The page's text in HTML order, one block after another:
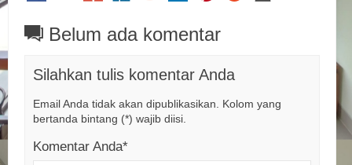
Belum ada komentar
Silahkan tulis komentar Anda
Email Anda tidak akan dipublikasikan. Kolom yang
bertanda bintang (*) wajib diisi.
Komentar Anda*